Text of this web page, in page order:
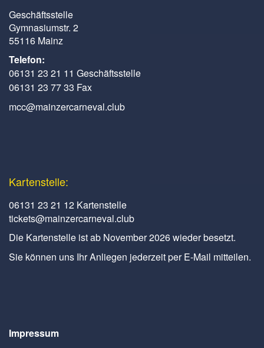
Geschäftsstelle
Gymnasiumstr. 2
55116 Mainz
Telefon:
06131 23 21 11 Geschäftsstelle
06131 23 77 33 Fax
mcc@mainzercarneval.club
Kartenstelle:
06131 23 21 12 Kartenstelle
tickets@mainzercarneval.club
Die Kartenstelle ist ab November 2026 wieder besetzt.
Sie können uns Ihr Anliegen jederzeit per E-Mail mitteilen.
Impressum